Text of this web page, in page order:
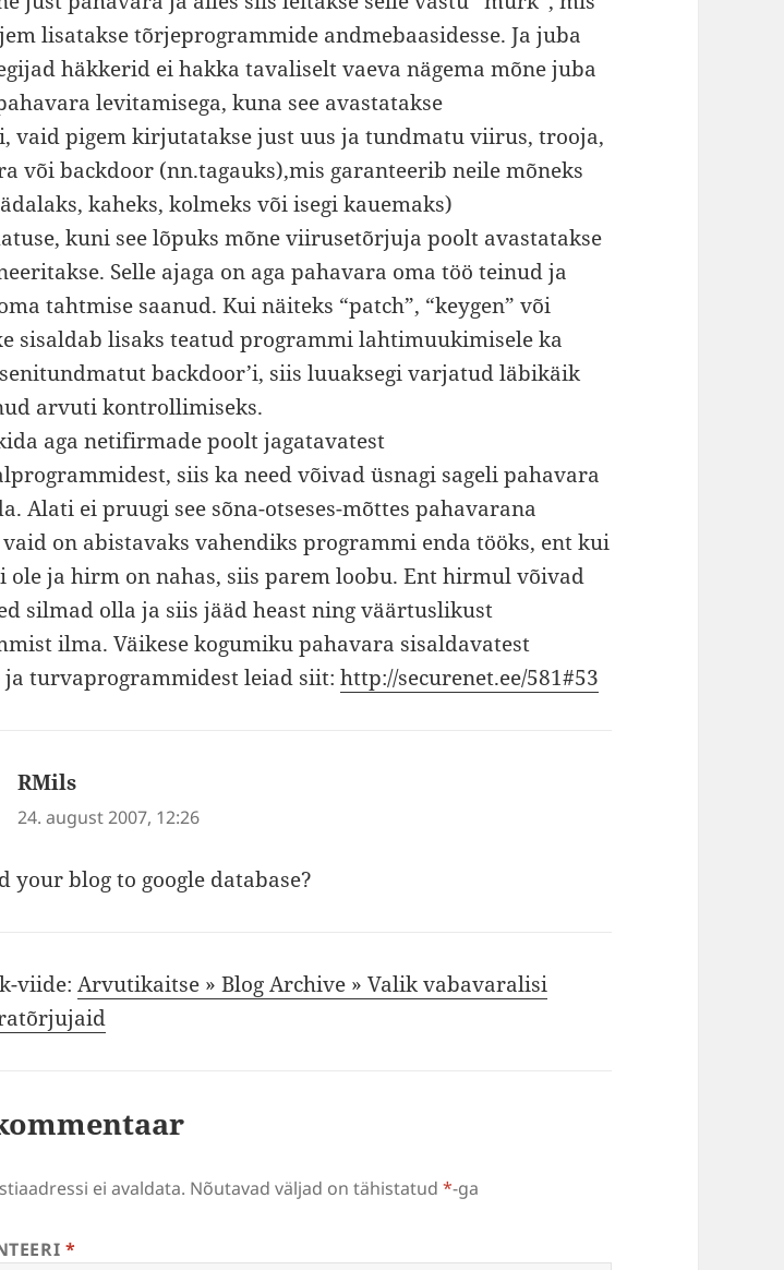
lisatakse tõrjeprogrammide andmebaasidesse. Ja juba
häkkerid ei hakka tavaliselt vaeva nägema mõne juba
levitamisega, kuna see avastatakse
vaid pigem kirjutatakse just uus ja tundmatu viirus, trooja,
või backdoor (nn.tagauks),mis garanteerib neile mõneks
kaheks, kolmeks või isegi kauemaks)
kuni see lõpuks mõne viirusetõrjuja poolt avastatakse
Selle ajaga on aga pahavara oma töö teinud ja
tahtmise saanud. Kui näiteks “patch”, “keygen” või
sisaldab lisaks teatud programmi lahtimuukimisele ka
backdoor’i, siis luuaksegi varjatud läbikäik
arvuti kontrollimiseks.
aga netifirmade poolt jagatavatest
siis ka need võivad üsnagi sageli pahavara
Alati ei pruugi see sõna-otseses-mõttes pahavarana
on abistavaks vahendiks programmi enda tööks, ent kui
ole ja hirm on nahas, siis parem loobu. Ent hirmul võivad
silmad olla ja siis jääd heast ning väärtuslikust
ilma. Väikese kogumiku pahavara sisaldavatest
ja turvaprogrammidest leiad siit:http://securenet.ee/581#53
RMils
24. august 2007, 12:26
your blog to google database?
viide:Arvutikaitse » Blog Archive » Valik vabavaralisi
ei avaldata. Nõutavad väljad on tähistatud*-ga
*